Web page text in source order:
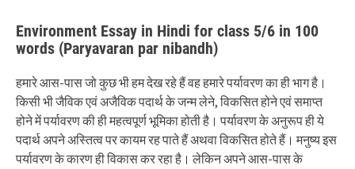
Environment Essay in Hindi for class 5/6 in 100
words (Paryavaran par nibandh)
हमारे आस-पास जो कुछ भी हम देख रहे हैं वह हमारे पर्यावरण का ही भाग है।
किसी भी जैविक एवं अजैविक पदार्थ के जन्म लेने, विकसित होने एवं समाप्त
होने में पर्यावरण की ही महत्वपूर्ण भूमिका होती है। पर्यावरण के अनुरूप ही ये
पदार्थ अपने अस्तित्व पर कायम रह पाते हैं अथवा विकसित होते हैं। मनुष्य इस
पर्यावरण के कारण ही विकास कर रहा है। लेकिन अपने आस-पास के